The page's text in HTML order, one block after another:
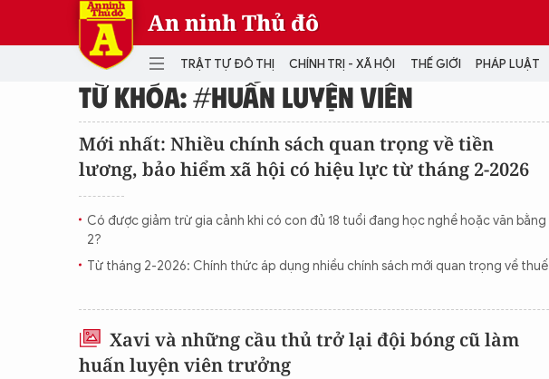
An ninh Thủ đô
TRẬT TỰ ĐÔ THỊ CHÍNH TRỊ - XÃ HỘI THẾ GIỚI PHÁP LUẬT
TRẬT TỰ ĐÔ THỊ CHÍNH TRỊ - XÃ HỘI
THẾ GIỚI PHÁP LUẬT
THÀNH PHỐ THÔNG MINH
VĂN HÓA - GIẢI TRÍ
SỐNG Ở HÀ NỘI
Video
TỪ KHÓA: #HUẤN LUYỆN VIÊN
Mới nhất: Nhiều chính sách quan trọng về tiền
lương, bảo hiểm xã hội có hiệu lực từ tháng 2-2026
Có được giảm trừ gia cảnh khi có con đủ 18 tuổi đang học nghề hoặc văn bằng
2?
Từ tháng 2-2026: Chính thức áp dụng nhiều chính sách mới quan trọng về thuế
Xavi và những cầu thủ trở lại đội bóng cũ làm
huấn luyện viên trưởng